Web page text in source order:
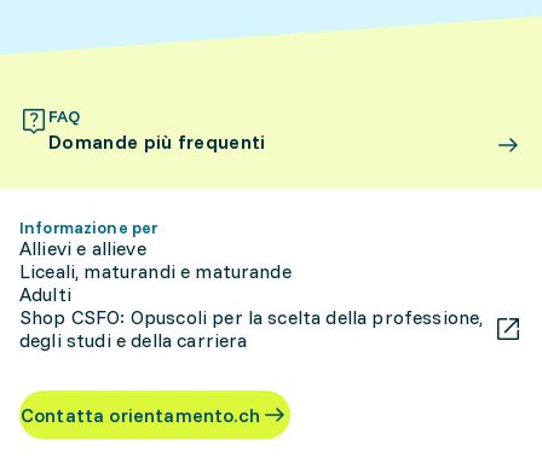
FAQ
Domande più frequenti
Informazione per
Allievi e allieve
Liceali, maturandi e maturande
Adulti
Shop CSFO: Opuscoli per la scelta della professione,
degli studi e della carriera
Contatta orientamento.ch